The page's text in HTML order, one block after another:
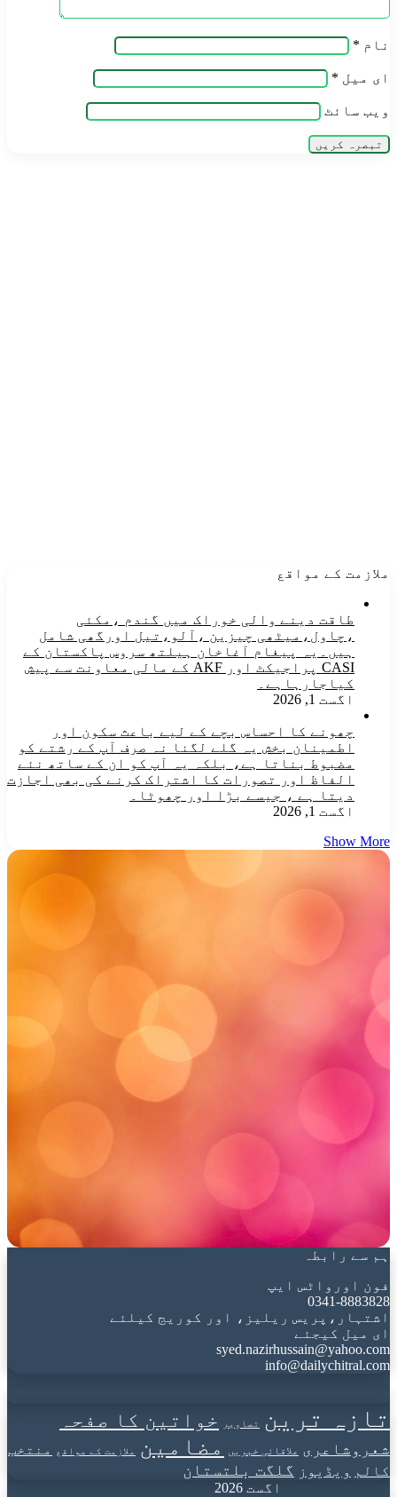
نام *
ای میل *
ویب‌ سائٹ
ملازمت کے مواقع
طاقت دینے والی خوراک میں گندم ،مکئی
،چاول،میٹھی چیزین ،آلو،تیل اورگھی شامل
ہیں۔یہ پیغام آغاخان ہیلتھ سروس پاکستان کے
CASI پراجیکٹ اور AKF کے مالی معاونت سے پیش
کیاجارہاہے۔
اگست 1, 2026
چھونے کا احساس بچے کے لیے باعث سکون اور
اطمینان بخش یہ گلے لگنا نہ صرف آپ کے رشتے کو
مضبوط بناتا ہے، بلکہ یہ آپ کو ان کے ساتھ نئے
الفاظ اور تصورات کا اشتراک کرنے کی بھی اجازت
دیتا ہے ، جیسے بڑا اور چھوٹا۔
اگست 1, 2026
Show More
ہم سے رابطہ
فون اورواٹس ایپ
0341-8883828
اشتہار،پریس ریلیز، اور کوریج کیلئے
ای میل کیجئے
syed.nazirhussain@yahoo.com
info@dailychitral.com
تازہ ترین تصاویر خواتین کا صفحہ
شعروشاعری علاقائی خبریں مضامین ملازمت کے مواقع
منتخب
کالم ویڈیوز گلگت بلتستان
اگست 2026